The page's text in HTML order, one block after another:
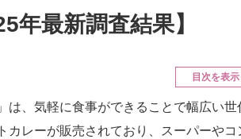
エ
年最新調査結果】
目次を表示
、気軽に食事ができることで幅広い世
カレーが販売されており、スーパーやコ